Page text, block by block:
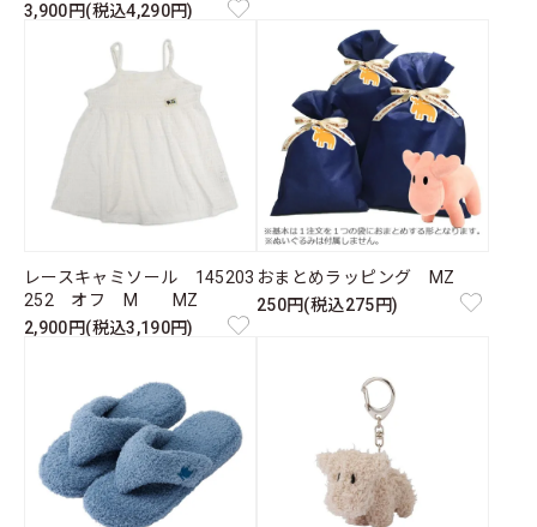
3,900円(税込4,290円)
レースキャミソール 145203
252 オフ M MZ
2,900円(税込3,190円)
おまとめラッピング MZ
250円(税込275円)